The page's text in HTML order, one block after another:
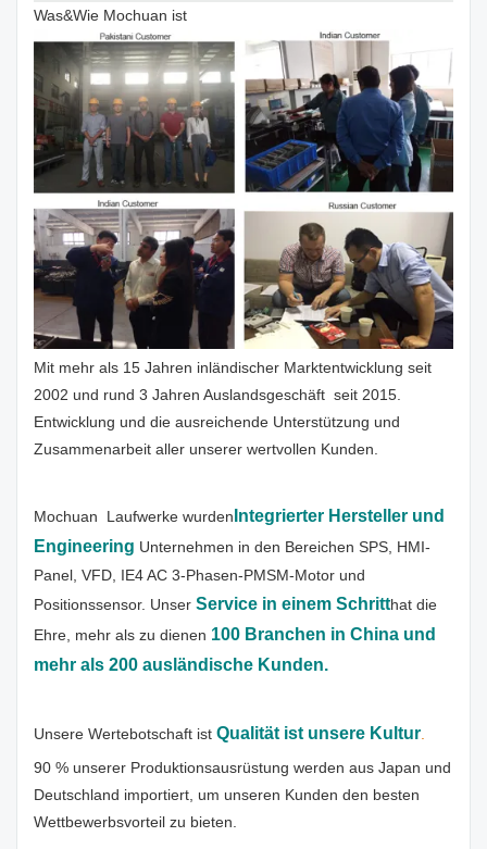
Was&Wie Mochuan ist
Mit mehr als 15 Jahren inländischer Marktentwicklung seit
2002 und rund 3 Jahren Auslandsgeschäft seit 2015.
Entwicklung und die ausreichende Unterstützung und
Zusammenarbeit aller unserer wertvollen Kunden.
Mochuan Laufwerke wurden Integrierter Hersteller und
Engineering Unternehmen in den Bereichen SPS, HMI-
Panel, VFD, IE4 AC 3-Phasen-PMSM-Motor und
Positionssensor. Unser Service in einem Schritthat die
Ehre, mehr als zu dienen 100 Branchen in China und
mehr als 200 ausländische Kunden.
Unsere Wertebotschaft ist Qualität ist unsere Kultur
90 % unserer Produktionsausrüstung werden aus Japan und
Deutschland importiert, um unseren Kunden den besten
Wettbewerbsvorteil zu bieten.